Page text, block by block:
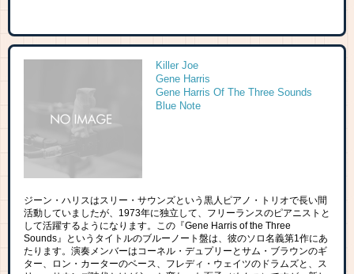
Killer Joe
Gene Harris
Gene Harris Of The Three Sounds
Blue Note
ジーン・ハリスはスリー・サウンズという黒人ピアノ・トリオで長い間
活動していましたが、1973年に独立して、フリーランスのピアニストと
して活躍するようになります。この『Gene Harris of the Three
Sounds』というタイトルのブルーノート盤は、彼のソロ名義第1作にあ
たります。演奏メンバーはコーネル・デュプリーとサム・ブラウンのギ
ター、ロン・カーターのベース、フレディ・ウェイツのドラムズと、ス